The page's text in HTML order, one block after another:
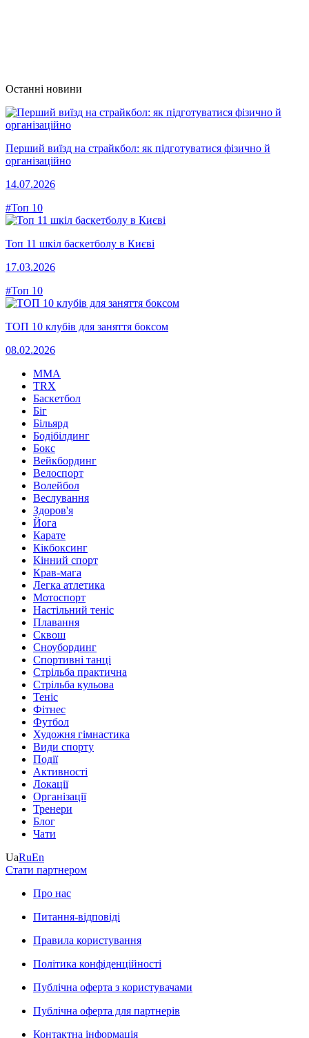
Останні новини
Перший виїзд на страйкбол: як підготуватися фізично й
організаційно
14.07.2026
#Топ 10
Топ 11 шкіл баскетболу в Києві
17.03.2026
#Топ 10
ТОП 10 клубів для заняття боксом
08.02.2026
MMA
TRX
Баскетбол
Біг
Більярд
Бодібілдинг
Бокс
Вейкбординг
Велоспорт
Волейбол
Веслування
Здоров'я
Йога
Карате
Кікбоксинг
Кінний спорт
Крав-мага
Легка атлетика
Мотоспорт
Настільний теніс
Плавання
Сквош
Сноубординг
Спортивні танці
Стрільба практична
Стрільба кульова
Теніс
Фітнес
Футбол
Художня гімнастика
Види спорту
Події
Активності
Локації
Організації
Тренери
Блог
Чати
UaRuEn
Стати партнером
Про нас
Питання-відповіді
Правила користування
Політика конфіденційності
Публічна оферта з користувачами
Публічна оферта для партнерів
Контактна інформація